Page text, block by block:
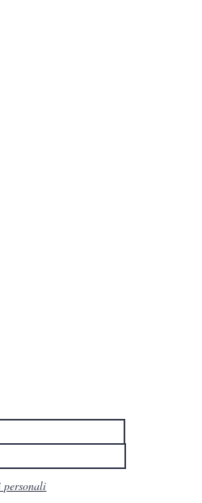
personali